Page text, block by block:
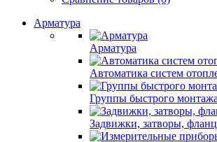
Арматура
Арматура
Автоматика систем
Группы быстрого монтажа
Задвижки, затворы,